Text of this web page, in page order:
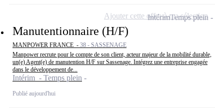
Manutentionnaire (H/F)
MANPOWER FRANCE - 38 - SASSENAGE
Manpower recrute pour le compte de son client, acteur majeur de la mobilité durable,
un(e) Agent(e) de manutention H/F sur Sassenage. Intégrez une entreprise engagée
dans le développement de...
Intérim - Temps plein
Publié aujourd'hui
IntérimTemps plein
Ajouter cette offre à ma sélection